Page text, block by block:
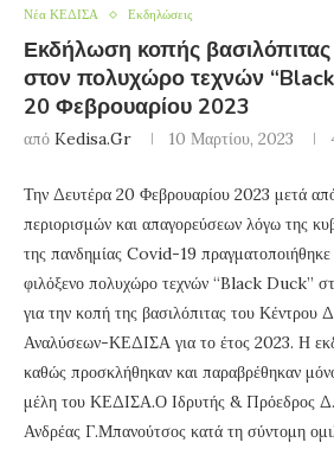
Νέα ΚΕΔΙΣΑ Εκδηλώσεις
Εκδήλωση κοπής
στον πολυχώρο τεχνών
20 Φεβρουαρίου 2023
από Kedisa.gr 10 Μαρτίου, 2023
Την Δευτέρα 20 Φεβρουαρίου 2023 μετά από
περιορισμών και απαγορεύσεων λόγω της
της πανδημίας Covid-19
φιλόξενο πολυχώρο τεχνών “Black Duck”
για την κοπή της βασιλόπιτας του Κέντρου
Αναλύσεων-ΚΕΔΙΣΑ για το έτος 2023. Η
καθώς προσκλήθηκαν και παραβρέθηκαν
μέλη του ΚΕΔΙΣΑ.Ο Ιδρυτής & Πρόεδρος
Ανδρέας Γ.Μπανούτσος κατά τη σύντομη